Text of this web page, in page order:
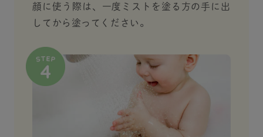
顔に使う際は、一度ミストを塗る方の手に出
してから塗ってください。